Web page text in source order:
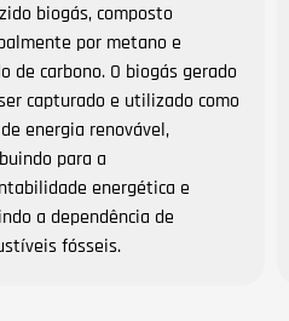
biogás, composto
por metano e
de carbono. O biogás gerado
capturado e utilizado como
energia renovável,
para a
energética e
a dependência de
fósseis.